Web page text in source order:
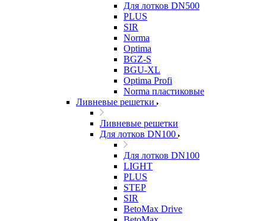
Для лотков DN500
PLUS
SIR
Norma
Optima
BGZ-S
BGU-XL
Optima Profi
Norma пластиковые
Ливневые решетки
Ливневые решетки
Для лотков DN100
Для лотков DN100
LIGHT
PLUS
STEP
SIR
BetoMax Drive